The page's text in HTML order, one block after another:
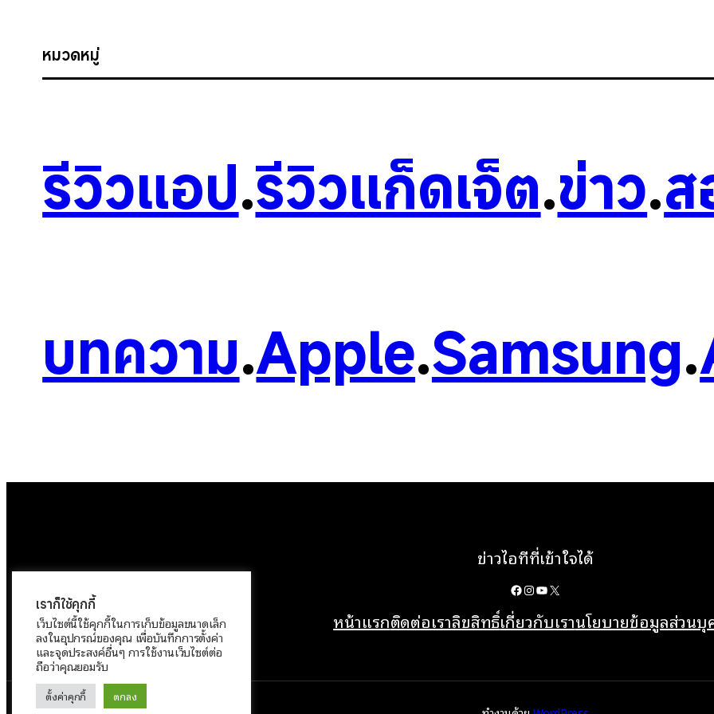
หมวดหมู่
รีวิวแอป.รีวิวแก็ดเจ็ต.ข่าว.ส
บทความ.Apple.Samsung.
ข่าวไอทีที่เข้าใจได้
Facebook
Instagram
YouTube
X
หน้าแรกติดต่อเราลิขสิทธิ์เกี่ยวกับเรานโยบายข้อมูลส่วน
เราก็ใช้คุกกี้
เว็บไซต์นี้ใช้คุกกี้ในการเก็บข้อมูลขนาดเล็ก
ลงในอุปกรณ์ของคุณ เพื่อบันทึกการตั้งค่า
และจุดประสงค์อื่นๆ การใช้งานเว็บไซต์ต่อ
ถือว่าคุณยอมรับ
ตั้งค่าคุกกี้ ตกลง